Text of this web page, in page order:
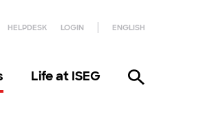
HELPDESK LOGIN ENGLISH
Life at ISEG